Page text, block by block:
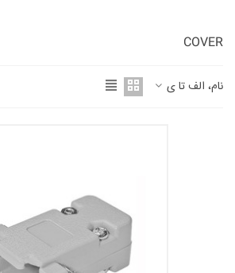
COVER
نام، الف تا ی